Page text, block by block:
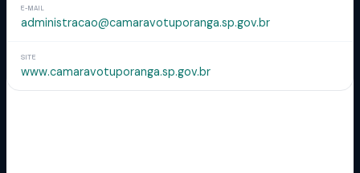
E-MAIL
administracao@camaravotuporanga.sp.gov.br
SITE
www.camaravotuporanga.sp.gov.br